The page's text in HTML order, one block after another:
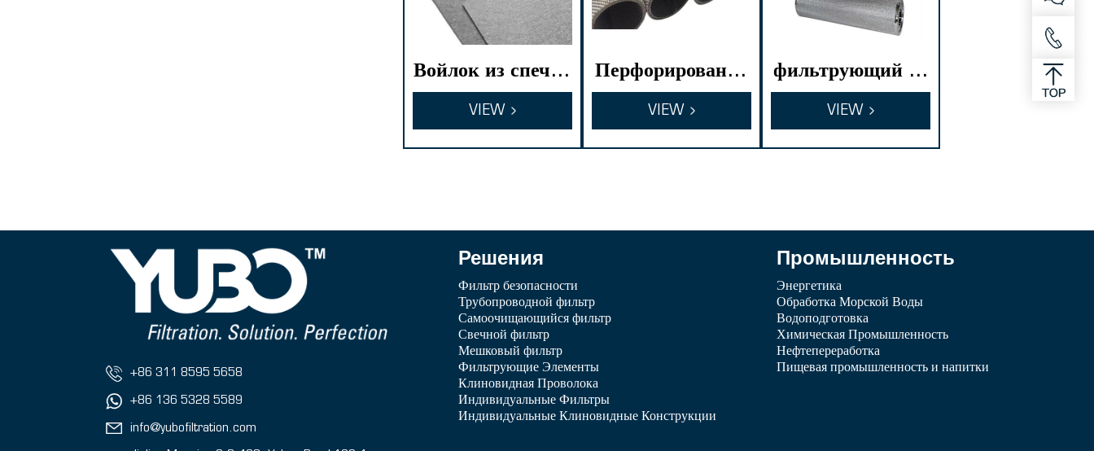
Войлок из спечен
ного волокна нер
жавеющей стали
VIEW
Перфорированна
я металлическая
спеченная сетка
VIEW
фильтрующий эл
емент из спеченн
ой сетки
VIEW
+86 311 8595 5658
+86 136 5328 5589
info@yubofiltration.com
Решения
Фильтр безопасности
Трубопроводной фильтр
Самоочищающийся фильтр
Свечной фильтр
Мешковый фильтр
Фильтрующие Элементы
Клиновидная Проволока
Индивидуальные Фильтры
Индивидуальные Клиновидные Конструкции
Промышленность
Энергетика
Обработка Морской Воды
Водоподготовка
Химическая Промышленность
Нефтепереработка
Пищевая промышленность и напитки